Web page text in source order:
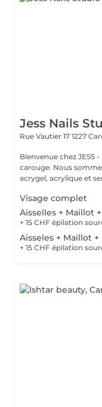
Jess Nails
Rue Vautier 17 1227
Bienvenue chez JESS - NailStudio.
carouge. Nous
acrygel, acrylique et
Visage complet
Aisselles + Maillot
Aisseles + Maillot